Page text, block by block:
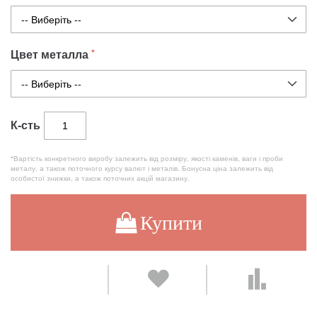
Цвет металла
К-сть
*Вартість конкретного виробу залежить від розміру, якості каменів, ваги і проби
металу, а також поточного курсу валют і металів. Бонусна ціна залежить від
особистої знижки, а також поточних акцій магазину.
Купити